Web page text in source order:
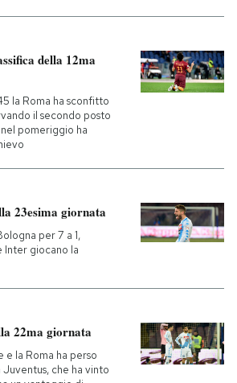
della 12ma
la Roma ha sconfitto
il secondo posto
pomeriggio ha
23esima giornata
per 7 a 1,
Inter giocano la
22ma giornata
e la Roma ha perso
che ha vinto